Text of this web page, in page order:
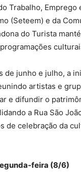
Trabalho, Emprego
(Seteem) e da
do Turista
de junho e julho, a
artistas e
e difundir o
a Rua São
de celebração da
feira (8/6)